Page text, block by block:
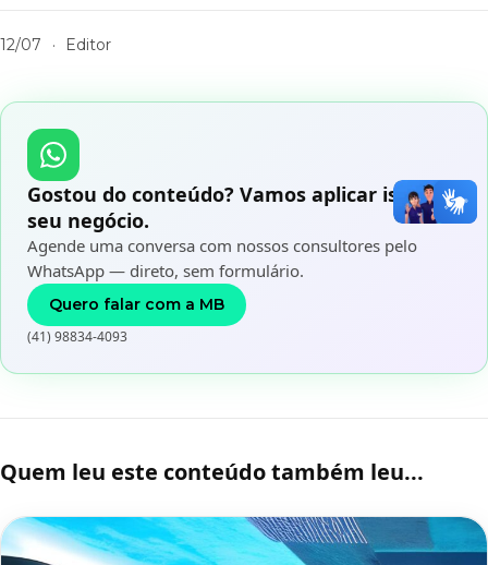
12/07 · Editor
Gostou do conteúdo? Vamos aplicar isso no
seu negócio.
Agende uma conversa com nossos consultores pelo
WhatsApp — direto, sem formulário.
Quero falar com a MB
(41) 98834-4093
Quem leu este conteúdo também leu...